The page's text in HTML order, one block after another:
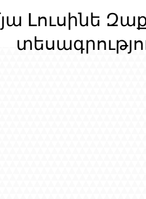
Լուսինե